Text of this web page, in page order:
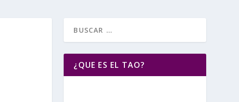
¿QUE ES EL TAO?